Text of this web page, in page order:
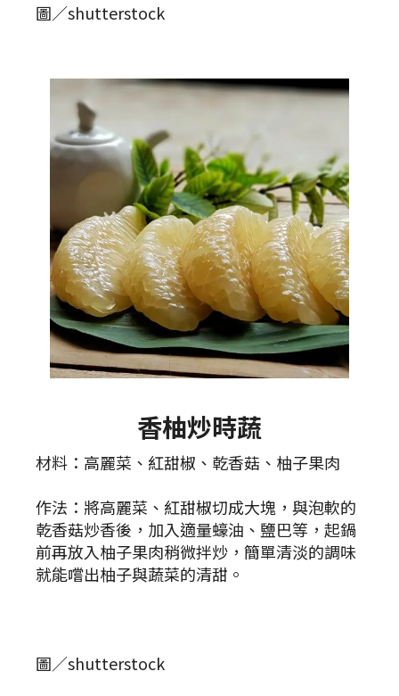
圖／shutterstock
香柚炒時蔬
材料：高麗菜、紅甜椒、乾香菇、柚子果肉
作法：將高麗菜、紅甜椒切成大塊，與泡軟的
乾香菇炒香後，加入適量蠔油、鹽巴等，起鍋
前再放入柚子果肉稍微拌炒，簡單清淡的調味
就能嚐出柚子與蔬菜的清甜。
圖／shutterstock